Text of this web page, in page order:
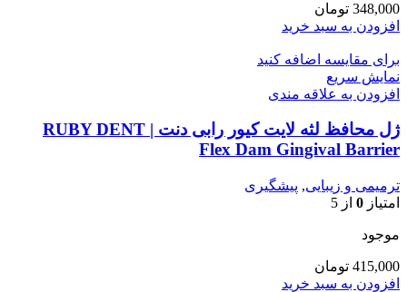
348,000 تومان
افزودن به سبد خرید
برای مقایسه اضافه کنید
نمایش سریع
افزودن به علاقه مندی
ژل محافظ لثه لایت کیور رابی دنت | RUBY DENT
Flex Dam Gingival Barrier
ترمیمی و زیبایی, پیشگیری
امتیاز 0 از 5
موجود
415,000 تومان
افزودن به سبد خرید